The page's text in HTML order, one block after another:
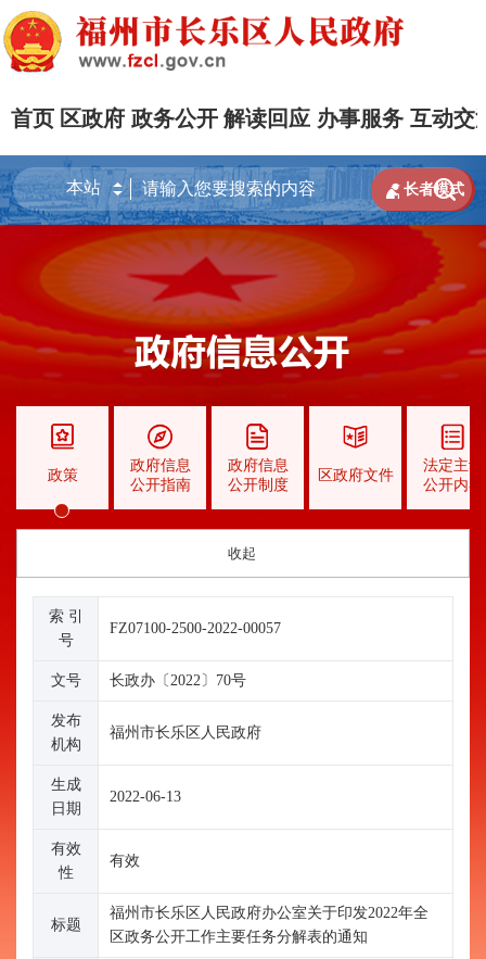
首页 区政府 政务公开 解读回应 办事服务 互动交

 长者模式
政策
政府信息
公开指南
政府信息
公开制度
区政府文件
法定主动
公开内容
收起
索 引
号
FZ07100-2500-2022-00057
文号 长政办〔2022〕70号
发布
机构
福州市长乐区人民政府
生成
日期
2022-06-13
有效
性
有效
标题
福州市长乐区人民政府办公室关于印发2022年全
区政务公开工作主要任务分解表的通知